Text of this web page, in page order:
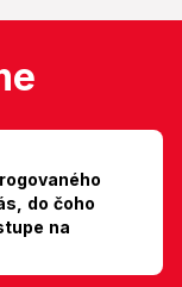
do čoho
na